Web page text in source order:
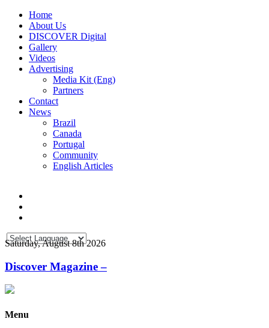
Home
About Us
DISCOVER Digital
Gallery
Videos
Advertising
Media Kit (Eng)
Partners
Contact
News
Brazil
Canada
Portugal
Community
English Articles
Saturday, August 8th 2026
Discover Magazine –
Menu